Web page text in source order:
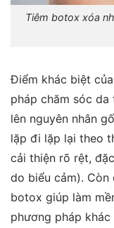
Tiêm botox xóa
Điểm khác biệt
pháp chăm sóc
lên nguyên nhân
lặp đi lặp lại theo
cải thiện rõ rệt,
do biểu cảm). Còn
botox giúp làm
phương pháp